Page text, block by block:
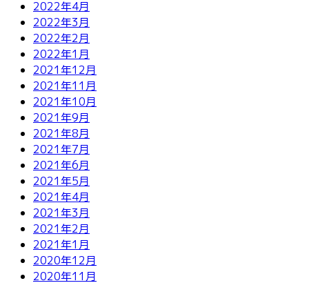
2022年4月
2022年3月
2022年2月
2022年1月
2021年12月
2021年11月
2021年10月
2021年9月
2021年8月
2021年7月
2021年6月
2021年5月
2021年4月
2021年3月
2021年2月
2021年1月
2020年12月
2020年11月